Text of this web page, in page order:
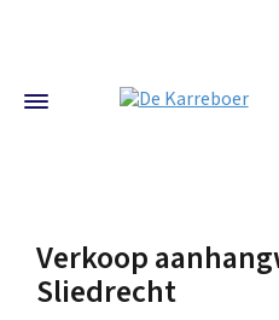
Verkoop
Sliedrecht